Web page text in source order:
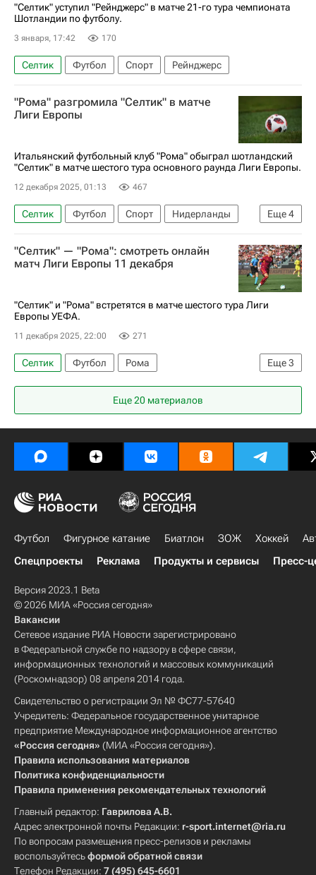
"Селтик" уступил "Рейнджерс" в матче 21-го тура чемпионата
Шотландии по футболу.
3 января, 17:42 170
Селтик Футбол Спорт Рейнджерс
"Рома" разгромила "Селтик" в матче
Лиги Европы
Итальянский футбольный клуб "Рома" обыграл шотландский
"Селтик" в матче шестого тура основного раунда Лиги Европы.
12 декабря 2025, 01:13 467
Еще4
Селтик Футбол Спорт
Нидерланды
Глазго
Швейцария Рома Астон Вилла
"Селтик" — "Рома": смотреть онлайн
матч Лиги Европы 11 декабря
"Селтик" и "Рома" встретятся в матче шестого тура Лиги
Европы УЕФА.
11 декабря 2025, 22:00 271
Еще3
Селтик Футбол
Рома
Лига Европы УЕФА 2026-2027
Спорт
Анонсы и трансляции матчей
Еще 20 материалов
Футбол Фигурное катание Биатлон ЗОЖ Хоккей
Спецпроекты
Реклама Продукты и сервисы Пресс-
Версия 2023.1 Beta
© 2026 МИА «Россия сегодня»
Вакансии
Сетевое издание РИА Новости зарегистрировано
в Федеральной службе по надзору в сфере связи,
информационных технологий и массовых коммуникаций
(Роскомнадзор) 08 апреля 2014 года.
Свидетельство о регистрации Эл № ФС77-57640
Учредитель: Федеральное государственное унитарное
предприятие Международное информационное агентство
«Россия сегодня» (МИА «Россия сегодня»).
Правила использования материалов
Политика конфиденциальности
Правила применения рекомендательных технологий
Главный редактор: Гаврилова А.В.
Адрес электронной почты Редакции: r-sport.internet@ria.ru
По вопросам размещения пресс-релизов и рекламы
воспользуйтесьформой обратной связи
Телефон Редакции: 7 (495) 645-6601